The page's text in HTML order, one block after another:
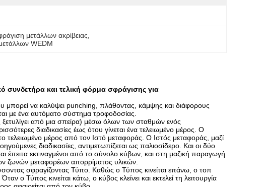
μετάλλων ακρίβειας
WEDM
συνδετήρα και τελική φόρμα σφράγισης για
μπορεί να καλύψει punching, πλάθοντας, κάμψης και διάφορους
με ένα αυτόματο σύστημα τροφοδοσίας.
από μια σπείρα) μέσω όλων των σταθμών ενός
διαδικασίες έως ότου γίνεται ένα τελειωμένο μέρος. Ο
τελειωμένο μέρος από τον Ιστό μεταφοράς. Ο Ιστός μεταφοράς, μαζί
διαδικασίες, αντιμετωπίζεται ως παλιοσίδερο. Και οι δύο
έπειτα εκτιναγμένοι από το σύνολο κύβων, και στη μαζική παραγωγή
ζωνών μεταφορέων απορρίματος υλικών.
σφραγίζοντας Τύπο. Καθώς ο Τύπος κινείται επάνω, ο τοπ
ο Τύπος κινείται κάτω, ο κύβος κλείνει και εκτελεί τη λειτουργία